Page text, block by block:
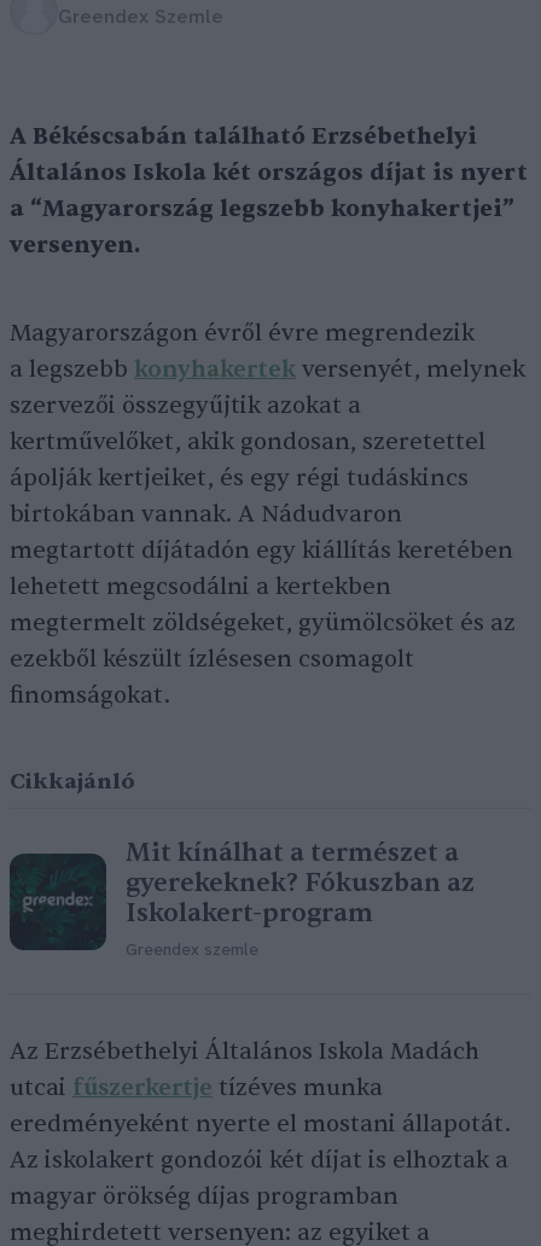
Greendex Szemle
A Békéscsabán található Erzsébethelyi
Általános Iskola két országos díjat is nyert
a “Magyarország legszebb konyhakertjei”
versenyen.
Magyarországon évről évre megrendezik
a legszebb konyhakertek versenyét, melynek
szervezői összegyűjtik azokat a
kertművelőket, akik gondosan, szeretettel
ápolják kertjeiket, és egy régi tudáskincs
birtokában vannak. A Nádudvaron
megtartott díjátadón egy kiállítás keretében
lehetett megcsodálni a kertekben
megtermelt zöldségeket, gyümölcsöket és az
ezekből készült ízlésesen csomagolt
finomságokat.
Cikkajánló
Mit kínálhat a természet a
gyerekeknek? Fókuszban az
Iskolakert-program
Greendex szemle
Az Erzsébethelyi Általános Iskola Madách
utcai fűszerkertje tízéves munka
eredményeként nyerte el mostani állapotát.
Az iskolakert gondozói két díjat is elhoztak a
magyar örökség díjas programban
meghirdetett versenyen: az egyiket a